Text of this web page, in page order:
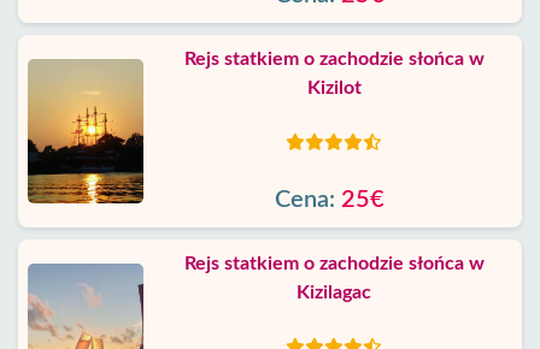
Rejs statkiem o zachodzie słońca w
Kizilot
Cena: 25€
Rejs statkiem o zachodzie słońca w
Kizilagac